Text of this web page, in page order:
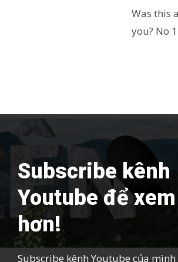
v
i
n
Was this
you? No 1
Subscribe kênh
Youtube để
hơn!
Subscribe kênh Youtube của